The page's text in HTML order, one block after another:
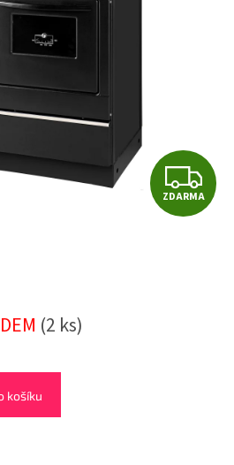
Z
D
ZDARMA
(2 ks)
košíku